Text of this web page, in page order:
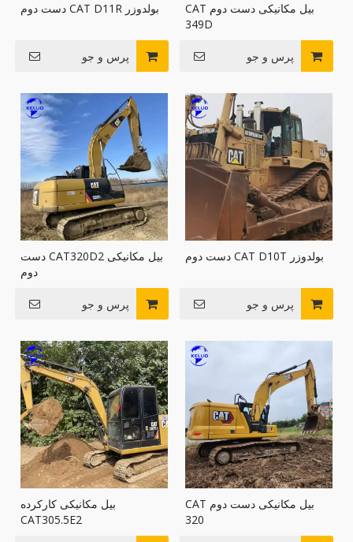
بیل مکانیکی دست دوم CAT
349D
پرس و جو
بولدوزر CAT D11R دست دوم
پرس و جو
بولدوزر CAT D10T دست دوم
پرس و جو
بیل مکانیکی CAT320D2 دست
دوم
پرس و جو
بیل مکانیکی دست دوم CAT
320
بیل مکانیکی کارکرده
CAT305.5E2